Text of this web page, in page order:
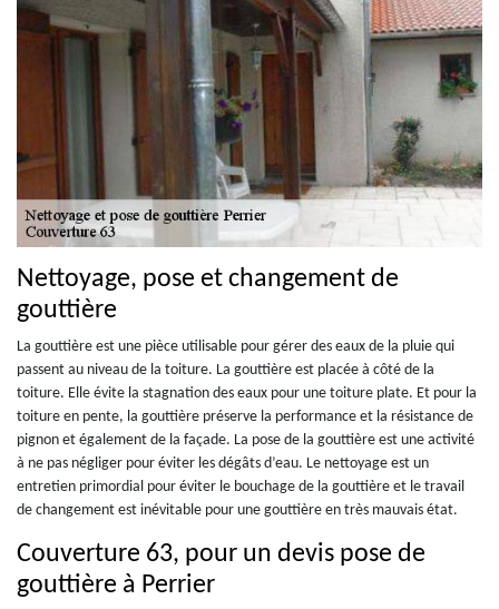
Nettoyage, pose et changement de
gouttière
La gouttière est une pièce utilisable pour gérer des eaux de la pluie qui
passent au niveau de la toiture. La gouttière est placée à côté de la
toiture. Elle évite la stagnation des eaux pour une toiture plate. Et pour la
toiture en pente, la gouttière préserve la performance et la résistance de
pignon et également de la façade. La pose de la gouttière est une activité
à ne pas négliger pour éviter les dégâts d’eau. Le nettoyage est un
entretien primordial pour éviter le bouchage de la gouttière et le travail
de changement est inévitable pour une gouttière en très mauvais état.
Couverture 63, pour un devis pose de
gouttière à Perrier